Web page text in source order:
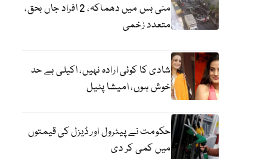
منی بس میں دھماکہ، 2 افراد جاں بحق،
متعدد زخمی
شادی کا کوئی ارادہ نہیں، اکیلی بے حد
خوش ہوں، امیشا پٹیل
حکومت نے پیٹرول اور ڈیزل کی قیمتوں
میں کمی کر دی